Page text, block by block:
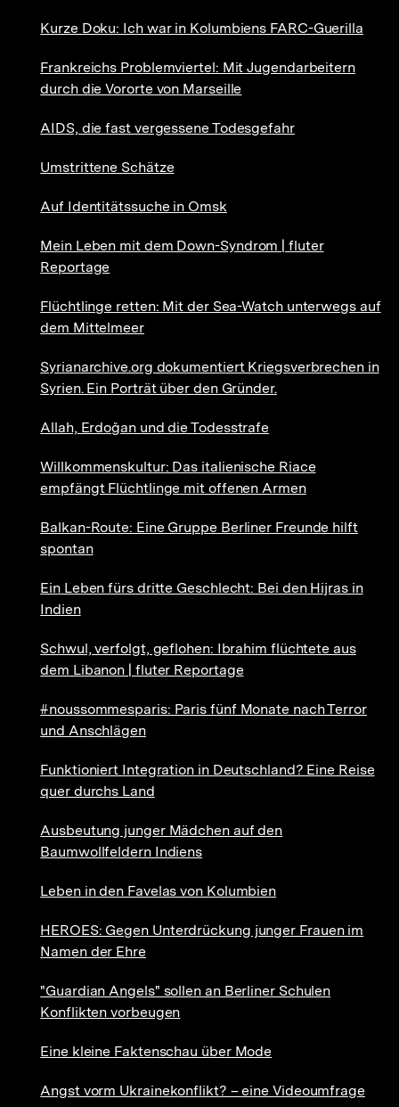
Kurze Doku: Ich war in Kolumbiens FARC-Guerilla
Frankreichs Problemviertel: Mit Jugendarbeitern
durch die Vororte von Marseille
AIDS, die fast vergessene Todesgefahr
Umstrittene Schätze
Auf Identitätssuche in Omsk
Mein Leben mit dem Down-Syndrom | fluter
Reportage
Flüchtlinge retten: Mit der Sea-Watch unterwegs auf
dem Mittelmeer
Syrianarchive.org dokumentiert Kriegsverbrechen in
Syrien. Ein Porträt über den Gründer.
Allah, Erdoğan und die Todesstrafe
Willkommenskultur: Das italienische Riace
empfängt Flüchtlinge mit offenen Armen
Balkan-Route: Eine Gruppe Berliner Freunde hilft
spontan
Ein Leben fürs dritte Geschlecht: Bei den Hijras in
Indien
Schwul, verfolgt, geflohen: Ibrahim flüchtete aus
dem Libanon | fluter Reportage
#noussommesparis: Paris fünf Monate nach Terror
und Anschlägen
Funktioniert Integration in Deutschland? Eine Reise
quer durchs Land
Ausbeutung junger Mädchen auf den
Baumwollfeldern Indiens
Leben in den Favelas von Kolumbien
HEROES: Gegen Unterdrückung junger Frauen im
Namen der Ehre
"Guardian Angels" sollen an Berliner Schulen
Konflikten vorbeugen
Eine kleine Faktenschau über Mode
Angst vorm Ukrainekonflikt? – eine Videoumfrage